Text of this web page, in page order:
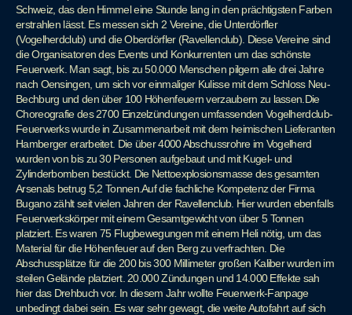
Schweiz, das den Himmel eine Stunde lang in den prächtigsten Farben
erstrahlen lässt. Es messen sich 2 Vereine, die Unterdörfler
(Vogelherdclub) und die Oberdörfler (Ravellenclub). Diese Vereine sind
die Organisatoren des Events und Konkurrenten um das schönste
Feuerwerk. Man sagt, bis zu 50.000 Menschen pilgern alle drei Jahre
nach Oensingen, um sich vor einmaliger Kulisse mit dem Schloss Neu-
Bechburg und den über 100 Höhenfeuern verzaubern zu lassen.Die
Choreografie des 2700 Einzelzündungen umfassenden Vogelherdclub-
Feuerwerks wurde in Zusammenarbeit mit dem heimischen Lieferanten
Hamberger erarbeitet. Die über 4000 Abschussrohre im Vogelherd
wurden von bis zu 30 Personen aufgebaut und mit Kugel- und
Zylinderbomben bestückt. Die Nettoexplosionsmasse des gesamten
Arsenals betrug 5,2 Tonnen.Auf die fachliche Kompetenz der Firma
Bugano zählt seit vielen Jahren der Ravellenclub. Hier wurden ebenfalls
Feuerwerkskörper mit einem Gesamtgewicht von über 5 Tonnen
platziert. Es waren 75 Flugbewegungen mit einem Heli nötig, um das
Material für die Höhenfeuer auf den Berg zu verfrachten. Die
Abschussplätze für die 200 bis 300 Millimeter großen Kaliber wurden im
steilen Gelände platziert. 20.000 Zündungen und 14.000 Effekte sah
hier das Drehbuch vor. In diesem Jahr wollte Feuerwerk-Fanpage
unbedingt dabei sein. Es war sehr gewagt, die weite Autofahrt auf sich